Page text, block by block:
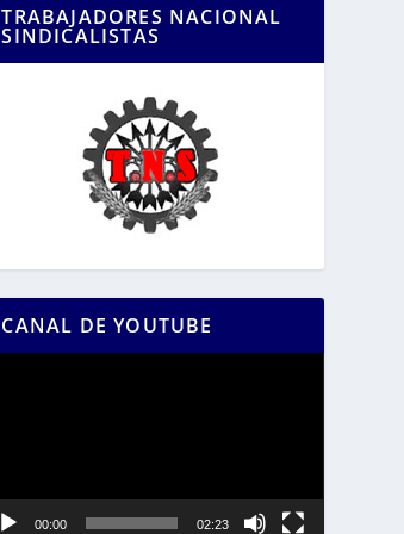
TRABAJADORES NACIONAL
SINDICALISTAS
CANAL DE YOUTUBE
00:00 02:23